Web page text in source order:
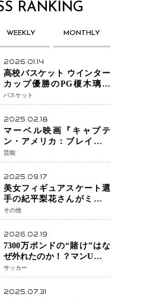
RANKING
WEEKLY MONTHLY
2026.01.14
高校バスケット ウインター
カップ優勝のPG榎木璃旺
（えのき・りお）がプロの
現場へ―。
バスケット
2025.02.18
マーベル映画『キャプテ
ン・アメリカ：ブレイブ・
ニュー・ワールド』 新ブラ
ック・ウィドウ役のシラ・
ハースとは！？
芸能
2025.09.17
美女フィギュアスケート選
手の紀平梨花さんがミラノ
五輪出場断念 中部選手権欠
場を発表「安全最優先の判
断」
その他
2026.02.19
7300万ポンドの“賭け”はな
ぜ外れたのか！？マンU、サ
ンチョをフリー放出
へ・・・補強戦略の転換点
に
サッカー
2025.07.31